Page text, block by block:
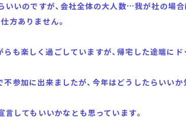
いいのですが、会社全体の大人数…我が社の場
方ありません。
も楽しく過ごしていますが、帰宅した途端に
参加に出来ましたが、今年はどうしたらいいか
してもいいかなとも思っています。